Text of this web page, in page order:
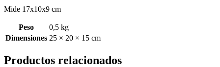
Mide 17x10x9 cm
Peso
0,5 kg
Dimensiones 25 × 20 × 15 cm
Productos relacionados